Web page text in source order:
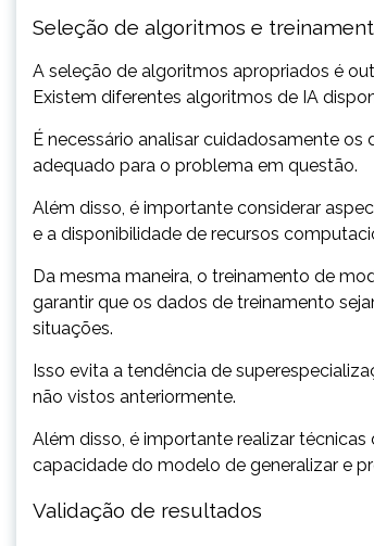
Seleção de algoritmos e
A seleção de algoritmos apropriados é
Existem diferentes algoritmos de IA
É necessário analisar cuidadosamente
adequado para o problema em questão.
Além disso, é importante considerar
e a disponibilidade de recursos
Da mesma maneira, o treinamento de
garantir que os dados de treinamento
situações.
Isso evita a tendência de
não vistos anteriormente.
Além disso, é importante realizar
capacidade do modelo de generalizar e
Validação de resultados